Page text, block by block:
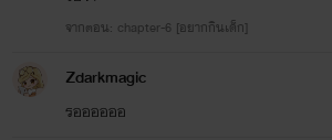
จากตอน: chapter-6 [อยากกินเด็ก]
Zdarkmagic
รออออออ